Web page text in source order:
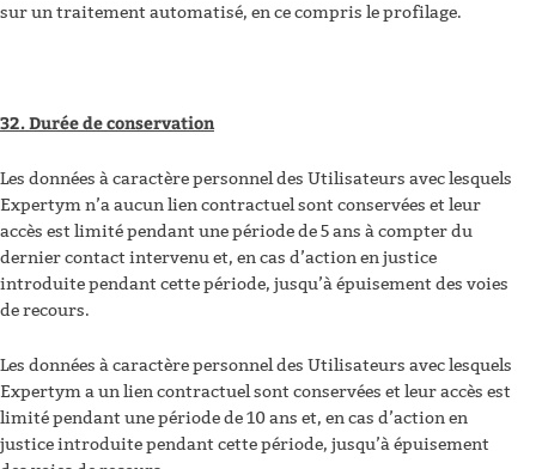
sur un traitement automatisé, en ce compris le profilage.
32. Durée de conservation
Les données à caractère personnel des Utilisateurs avec lesquels
Expertym n’a aucun lien contractuel sont conservées et leur
accès est limité pendant une période de 5 ans à compter du
dernier contact intervenu et, en cas d’action en justice
introduite pendant cette période, jusqu’à épuisement des voies
de recours.
Les données à caractère personnel des Utilisateurs avec lesquels
Expertym a un lien contractuel sont conservées et leur accès est
limité pendant une période de 10 ans et, en cas d’action en
justice introduite pendant cette période, jusqu’à épuisement